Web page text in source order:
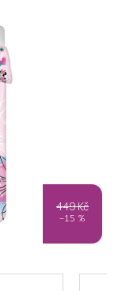
449 Kč
–15 %